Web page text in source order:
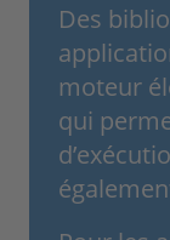
Des
moteur
qui